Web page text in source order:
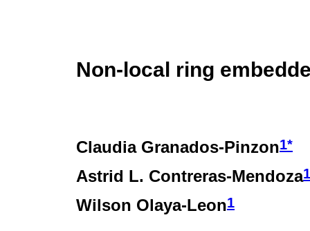
Non-local ring
Claudia Granados-Pinzon1*
Astrid L. Contreras-Mendoza1
Wilson Olaya-Leon1